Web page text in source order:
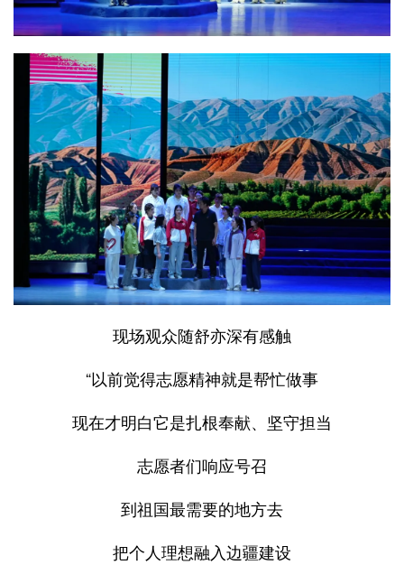
现场观众随舒亦深有感触
“以前觉得志愿精神就是帮忙做事
现在才明白它是扎根奉献、坚守担当
志愿者们响应号召
到祖国最需要的地方去
把个人理想融入边疆建设